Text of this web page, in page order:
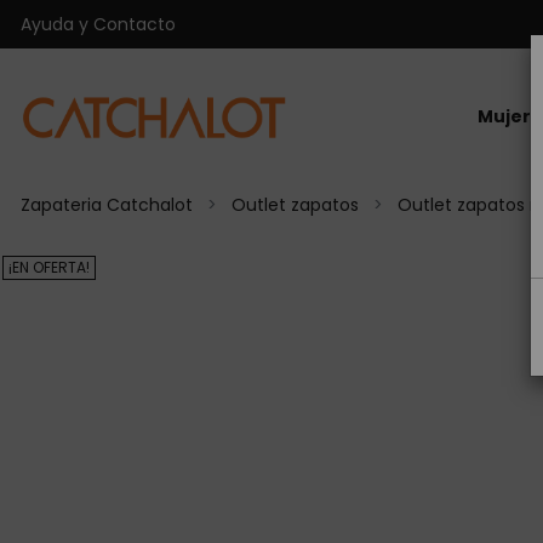
Ayuda y Contacto
Mujer
Zapateria Catchalot Outlet zapatos Outlet zapatos
¡EN OFERTA!